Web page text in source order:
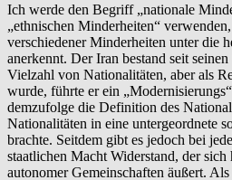
Ich werde den Begriff „nationale
„ethnischen Minderheiten“
verschiedener Minderheiten unter die
anerkennt. Der Iran bestand seit
Vielzahl von Nationalitäten, aber als
wurde, führte er ein
demzufolge die Definition des
Nationalitäten in eine untergeordnete
brachte. Seitdem gibt es jedoch bei
staatlichen Macht Widerstand, der
autonomer Gemeinschaften äußert.